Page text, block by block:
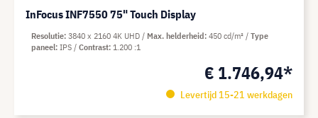
InFocus INF7550 75" Touch Display
€ 1.746,94*
Levertijd 15-21 werkdagen
Resolutie 3840 x 2160 4K UHD Max. helderheid 450 cd/m²
Type
paneel IPS Contrast 1.200 :1